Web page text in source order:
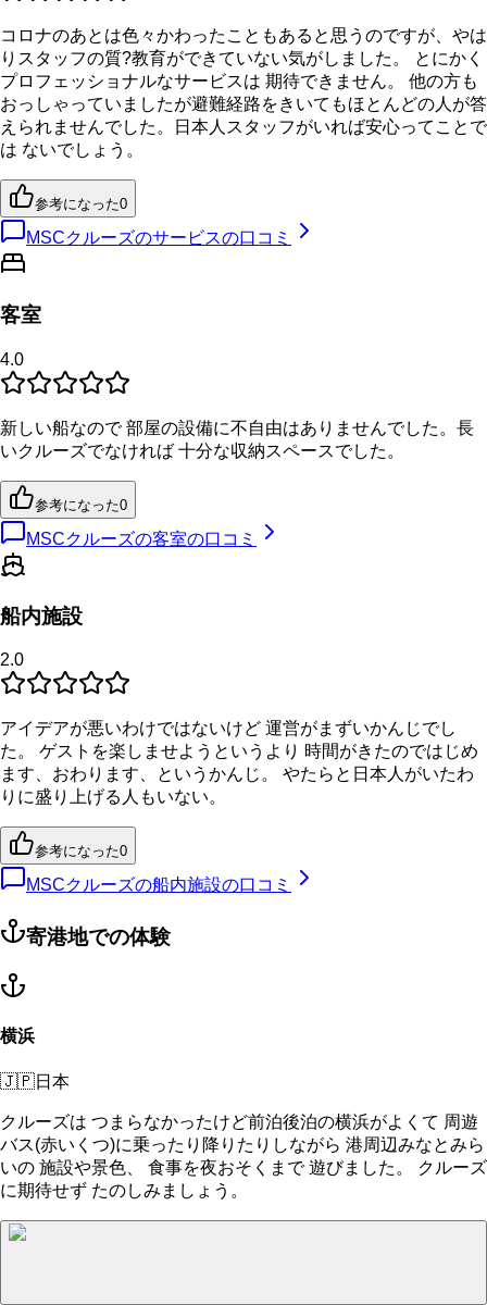
コロナのあとは色々かわったこともあると思うのですが、やは
りスタッフの質?教育ができていない気がしました。 とにかく
プロフェッショナルなサービスは 期待できません。 他の方も
おっしゃっていましたが避難経路をきいてもほとんどの人が答
えられませんでした。日本人スタッフがいれば安心ってことで
は ないでしょう。
参考になった0
MSCクルーズのサービスの口コミ
客室
4.0
新しい船なので 部屋の設備に不自由はありませんでした。長
いクルーズでなければ 十分な収納スペースでした。
参考になった0
MSCクルーズの客室の口コミ
船内施設
2.0
アイデアが悪いわけではないけど 運営がまずいかんじでし
た。 ゲストを楽しませようというより 時間がきたのではじめ
ます、おわります、というかんじ。 やたらと日本人がいたわ
りに盛り上げる人もいない。
参考になった0
MSCクルーズの船内施設の口コミ
寄港地での体験
横浜
🇯🇵日本
クルーズは つまらなかったけど前泊後泊の横浜がよくて 周遊
バス(赤いくつ)に乗ったり降りたりしながら 港周辺みなとみら
いの 施設や景色、 食事を夜おそくまで 遊びました。 クルーズ
に期待せず たのしみましょう。